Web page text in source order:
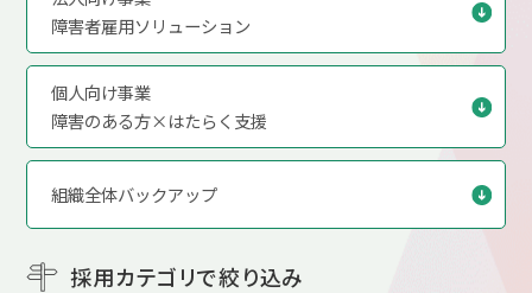
障害者雇用ソリューション
個人向け事業
障害のある方×はたらく支援
組織全体バックアップ
採用カテゴリで絞り込み